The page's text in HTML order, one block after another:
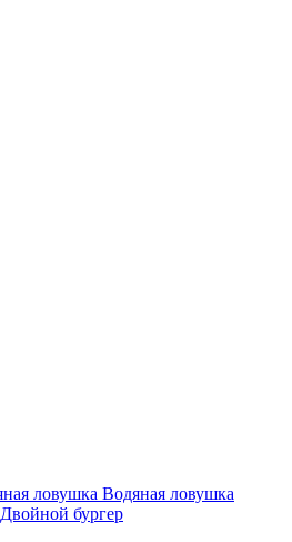
Водяная ловушка
Двойной бургер